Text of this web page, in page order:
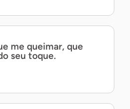
me queimar, que
seu toque.